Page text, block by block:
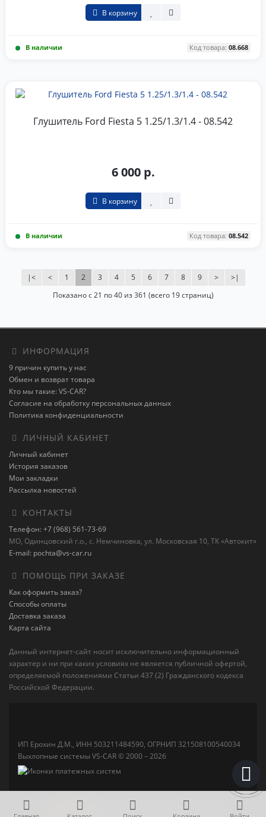
В корзину
В наличии Код товара: 08.668
Глушитель Ford Fiesta 5 1.25/1.3/1.4 - 08.542
6 000 р.
В корзину
В наличии Код товара: 08.542
|< < 1 2 3 4 5 6 7 8 9 > >|
Показано с 21 по 40 из 361 (всего 19 страниц)
ИНФОРМАЦИЯ
9 причин купить у нас
Обмен и возврат товара
Кто мы такие: VS-CAR?
Согласие на обработку персональных данных
Политика конфиденциальности
ЛИЧНЫЙ КАБИНЕТ
Личный кабинет
История заказов
Мои закладки
Рассылка новостей
КОНТАКТЫ
Телефон: +7 (968) 561-73-69
МО, Одинцовский г.о., с. Немчиновка, ул. Московская 10, ТК «Автокит»
E-mail: pochta@vs-car.ru
ПОМОЩЬ ПРИ ЗАКАЗЕ
Как оформить заказ?
Способы оплаты
Доставка заказа
Карта сайта
Данный интернет-сайт носит исключительно информационный
характер и ни при каких условиях не является публичной офертой,
определяемой положениями Статьи 437 (2) Гражданского кодекса
Российской Федерации.
ИП Ерохин Д.М., ИНН 503211484590, ОГРНИП 321508100540034
Выхлопные системы VS-CAR © 2000 – 2026
★★★★★ — Отзывы на Яндекс Картах